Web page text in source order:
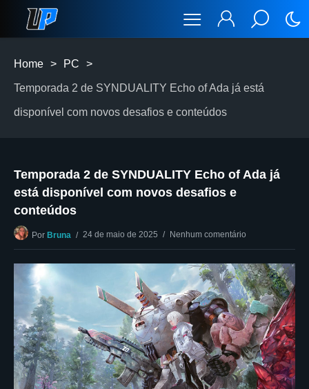
Home > PC >
Temporada 2 de SYNDUALITY Echo of Ada já está
disponível com novos desafios e conteúdos
Temporada 2 de SYNDUALITY Echo of Ada já
está disponível com novos desafios e
conteúdos
Por Bruna 24 de maio de 2025 Nenhum comentário